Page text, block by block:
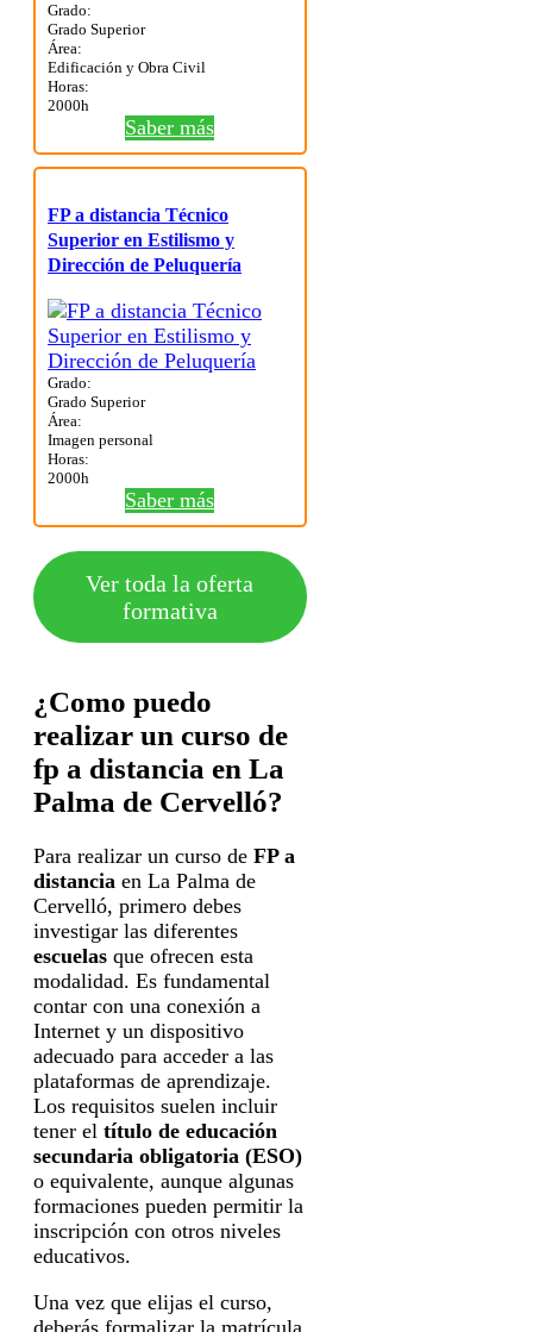
Grado:
Grado Superior
Área:
Edificación y Obra Civil
Horas:
2000h
Saber más
FP a distancia Técnico
Superior en Estilismo y
Dirección de Peluquería
Grado:
Grado Superior
Área:
Imagen personal
Horas:
2000h
Saber más
Ver toda la oferta
formativa
¿Como puedo
realizar un curso de
fp a distancia en La
Palma de Cervelló?
Para realizar un curso de FP a
distancia en La Palma de
Cervelló, primero debes
investigar las diferentes
escuelas que ofrecen esta
modalidad. Es fundamental
contar con una conexión a
Internet y un dispositivo
adecuado para acceder a las
plataformas de aprendizaje.
Los requisitos suelen incluir
tener el título de educación
secundaria obligatoria (ESO)
o equivalente, aunque algunas
formaciones pueden permitir la
inscripción con otros niveles
educativos.
Una vez que elijas el curso,
deberás formalizar la matrícula